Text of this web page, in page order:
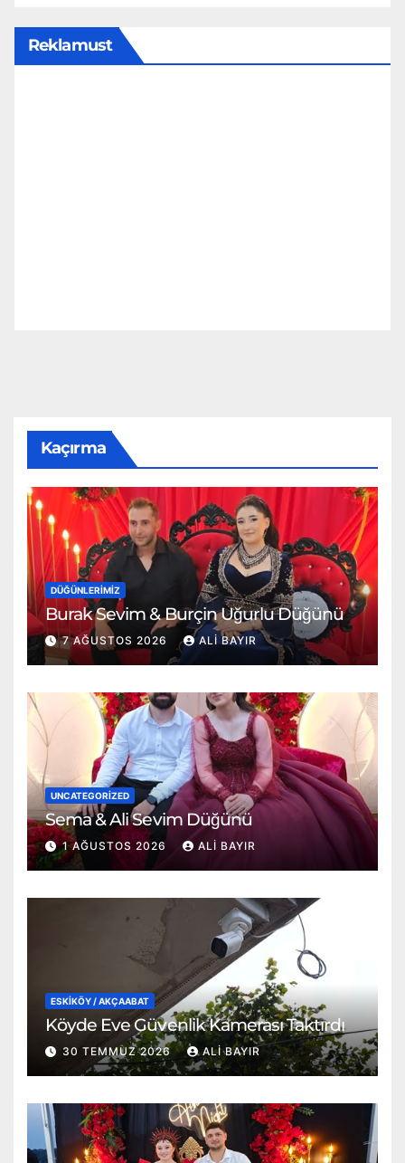
Reklamust
Kaçırma
DÜĞÜNLERIMIZ
Burak Sevim & Burçin Uğurlu Düğünü
7 AĞUSTOS 2026 ALI BAYIR
UNCATEGORIZED
Sema & Ali Sevim Düğünü
1 AĞUSTOS 2026 ALI BAYIR
ESKİKÖY / AKÇAABAT
Köyde Eve Güvenlik Kamerası Taktırdı
30 TEMMUZ 2026 ALI BAYIR